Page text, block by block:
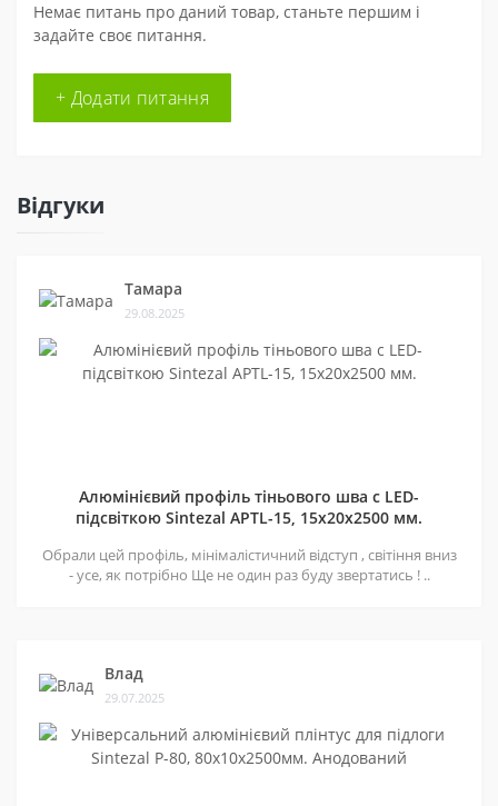
Немає питань про даний товар, станьте першим і
задайте своє питання.
+ Додати питання
Відгуки
Тамара
29.08.2025
Алюмінієвий профіль тіньового шва c LED-
підсвіткою Sintezal APTL-15, 15х20х2500 мм.
Обрали цей профіль, мінімалістичний відступ , світіння вниз
- усе, як потрібно Ще не один раз буду звертатись ! ..
Влад
29.07.2025